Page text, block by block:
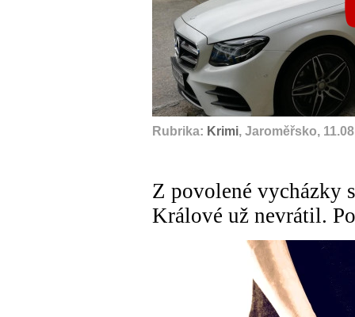
Rubrika: Krimi, Jaroměřsko,
Z povolené vycházky
Králové už nevrátil.